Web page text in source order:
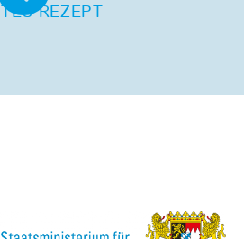
REZEPT